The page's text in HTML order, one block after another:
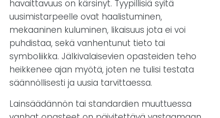
havaittavuus on kärsinyt. Tyypillisiä syitä
uusimistarpeelle ovat haalistuminen,
mekaaninen kuluminen, likaisuus jota ei voi
puhdistaa, sekä vanhentunut tieto tai
symboliikka. Jälkivalaisevien opasteiden teho
heikkenee ajan myötä, joten ne tulisi testata
säännöllisesti ja uusia tarvittaessa.
Lainsäädännön tai standardien muuttuessa